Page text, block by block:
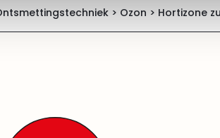
> Ozon > Hortizone